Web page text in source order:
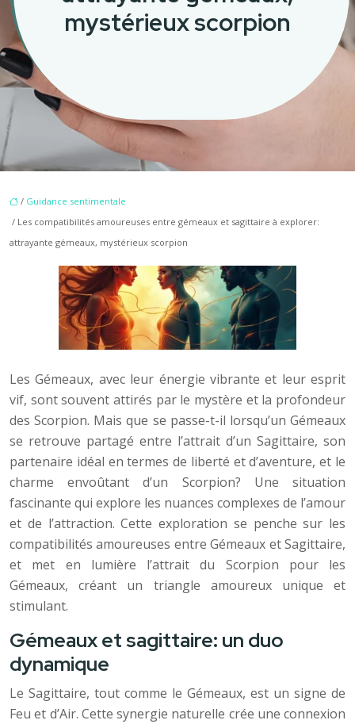
mystérieux scorpion
/ Guidance sentimentale
/ Les compatibilités amoureuses entre gémeaux et sagittaire à explorer:
attrayante gémeaux, mystérieux scorpion
Les Gémeaux, avec leur énergie vibrante et leur esprit
vif, sont souvent attirés par le mystère et la profondeur
des Scorpion. Mais que se passe-t-il lorsqu’un Gémeaux
se retrouve partagé entre l’attrait d’un Sagittaire, son
partenaire idéal en termes de liberté et d’aventure, et le
charme envoûtant d’un Scorpion? Une situation
fascinante qui explore les nuances complexes de l’amour
et de l’attraction. Cette exploration se penche sur les
compatibilités amoureuses entre Gémeaux et Sagittaire,
et met en lumière l’attrait du Scorpion pour les
Gémeaux, créant un triangle amoureux unique et
stimulant.
Gémeaux et sagittaire: un duo
dynamique
Le Sagittaire, tout comme le Gémeaux, est un signe de
Feu et d’Air. Cette synergie naturelle crée une connexion